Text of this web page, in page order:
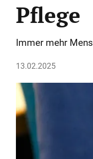
Pflege
Immer mehr
13.02.2025